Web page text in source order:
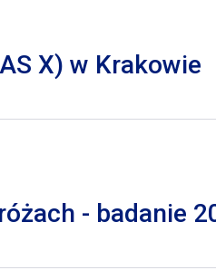
X) w Krakowie
- badanie